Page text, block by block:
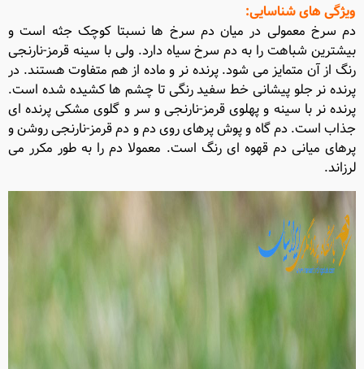
ویژگی های شناسایی:
دم سرخ معمولی در میان دم سرخ ها نسبتا کوچک جثه است و
بیشترین شباهت را به دم سرخ سیاه دارد. ولی با سینه قرمز-نارنجی
رنگ از آن متمایز می شود. پرنده نر و ماده از هم متفاوت هستند. در
پرنده نر جلو پیشانی خط سفید رنگی تا چشم ها کشیده شده است.
پرنده نر با سینه و پهلوی قرمز-نارنجی و سر و گلوی مشکی پرنده ای
جذاب است. دم گاه و پوش پرهای روی دم و دم قرمز-نارنجی روشن و
پرهای میانی دم قهوه ای رنگ است. معمولا دم را به طور مکرر می
لرزاند.